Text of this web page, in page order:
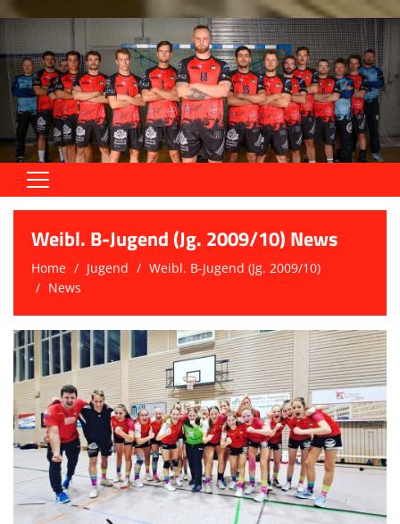
Home
Jugend
Trainingszeiten
Trainer
Abteilung
Sponsoren
Vereinskollektion
Fanshop
Weibl. B-Jugend (Jg. 2009/10) News
Home Jugend
Weibl. B-Jugend (Jg. 2009/10)
News